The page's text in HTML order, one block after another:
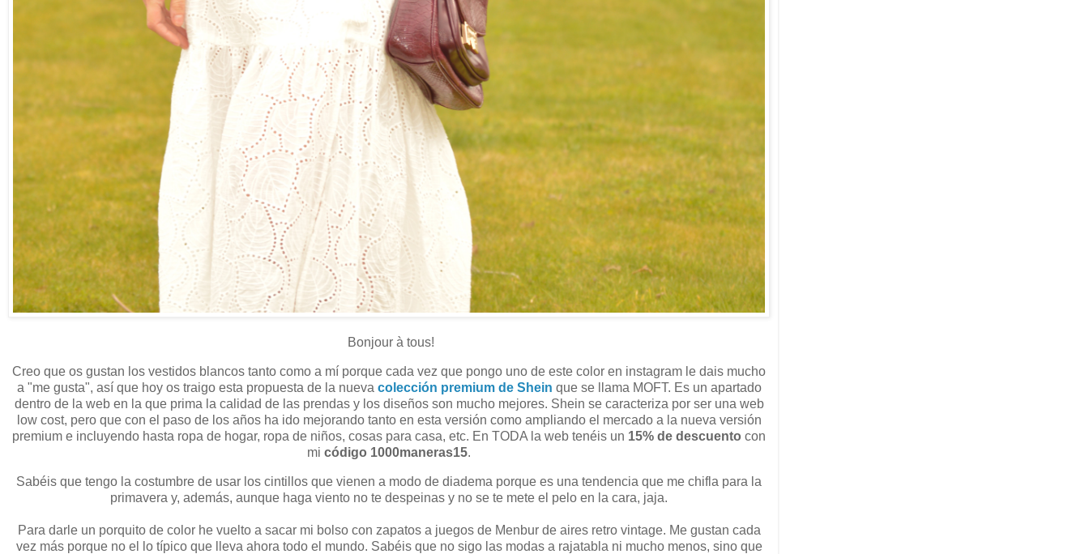
Bonjour à tous!
Creo que os gustan los vestidos blancos tanto como a mí porque cada vez que pongo uno de este color en instagram le dais mucho
a "me gusta", así que hoy os traigo esta propuesta de la nueva colección premium de Shein que se llama MOFT. Es un apartado
dentro de la web en la que prima la calidad de las prendas y los diseños son mucho mejores. Shein se caracteriza por ser una web
low cost, pero que con el paso de los años ha ido mejorando tanto en esta versión como ampliando el mercado a la nueva versión
premium e incluyendo hasta ropa de hogar, ropa de niños, cosas para casa, etc. En TODA la web tenéis un 15% de descuento con
mi código 1000maneras15.
Sabéis que tengo la costumbre de usar los cintillos que vienen a modo de diadema porque es una tendencia que me chifla para la
primavera y, además, aunque haga viento no te despeinas y no se te mete el pelo en la cara, jaja.
Para darle un porquito de color he vuelto a sacar mi bolso con zapatos a juegos de Menbur de aires retro vintage. Me gustan cada
vez más porque no el lo típico que lleva ahora todo el mundo. Sabéis que no sigo las modas a rajatabla ni mucho menos, sino que